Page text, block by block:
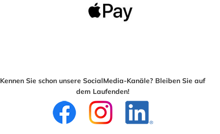
Kennen Sie schon unsere SocialMedia-Kanäle? Bleiben Sie auf
dem Laufenden!